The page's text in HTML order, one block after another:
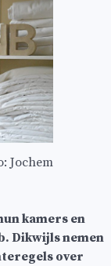
Jochem
kamers en
Dikwijls nemen
over